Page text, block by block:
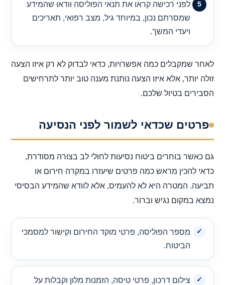
לפני רכישה קראו את תנאי הפוליסה וודאו שהמידע
שמסרתם נכון, במיוחד גיל, מצב רפואי, תאריכים
ויעדי המשך.
לאחר שמקבלים כמה אפשרויות, כדאי לבדוק לא רק איזו הצעה
זולה יותר, אלא איזו הצעה נותנת מענה טוב יותר לתרחישים
הסבירים בטיול שלכם.
פרטים שכדאי לשמור לפני הנסיעה
גם כאשר בוחרים ביטוח נסיעות לחולי לב בצורה מסודרת,
כדאי להכין מראש כמה פרטים שיעזרו במקרה חירום או
תביעה. המטרה היא לא להעמיס, אלא לוודא שהמידע הבסיסי
נמצא במקום נגיש וברור.
מספר הפוליסה, פרטי מוקד החירום וקישור למסמכי
הביטוח.
צילום דרכון, פרטי טיסה, הזמנות מלון וקבלות על